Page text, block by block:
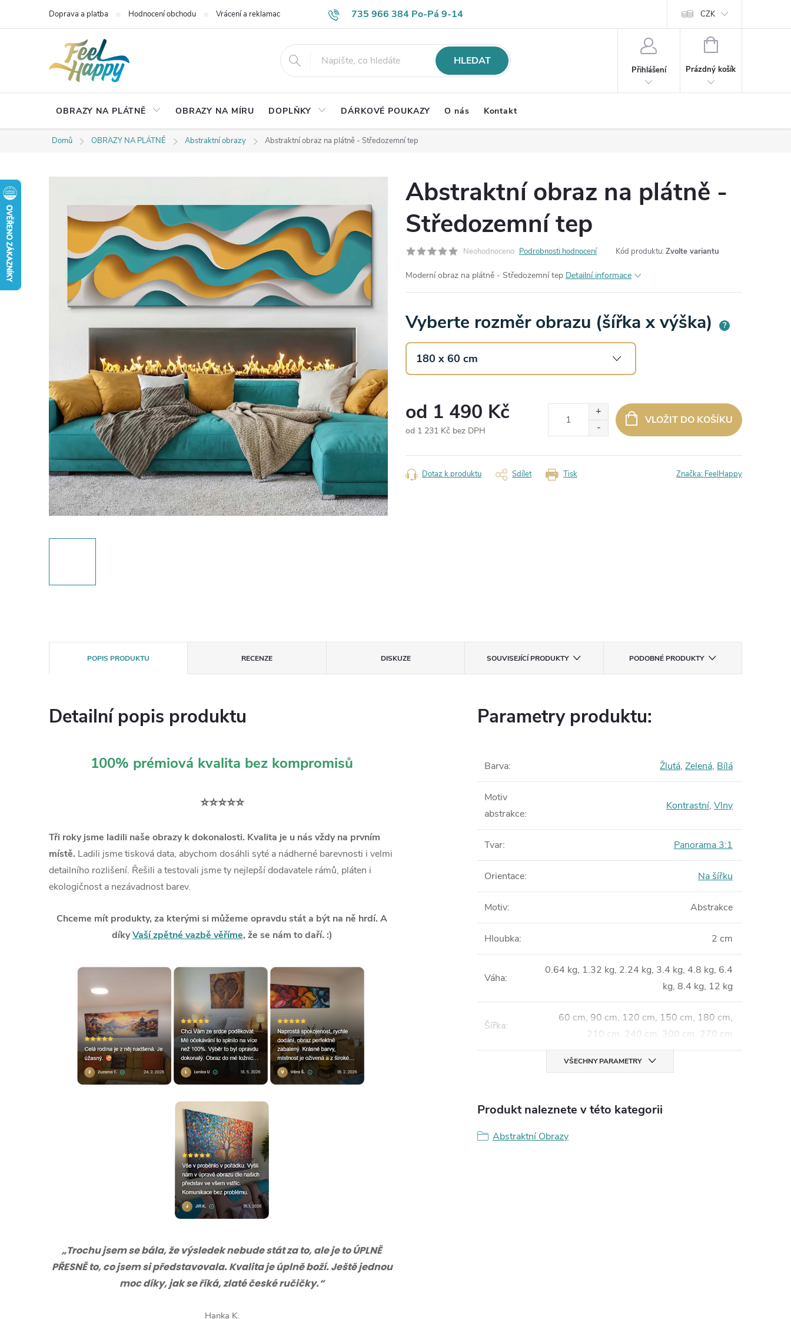
735 966 384 Po-Pá 9-14
Doprava a platba Hodnocení obchodu Vrácení a reklamace Časté otázky Obch. podmínky Ochrana os. údajů Kontakt
CZK
HLEDAT
Přihlášení
NÁKUPNÍ
Prázdný košík
OBRAZY NA PLÁTNĚ OBRAZY NA MÍRU DOPLŇKY DÁRKOVÉ POUKAZY O nás Kontakt
Domů OBRAZY NA PLÁTNĚ Abstraktní obrazy Abstraktní obraz na plátně - Středozemní tep
Abstraktní obraz na plátně -
Středozemní tep
Neohodnoceno Podrobnosti hodnocení Kód produktu: Zvolte variantu
Moderní obraz na plátně - Středozemní tep Detailní informace
Vyberte rozměr obrazu (šířka x výška) ?
od 1 490 Kč
od 1 231 Kč bez DPH
cena:
VLOŽIT DO KOŠÍKU
Tisk
Dotaz k produktu Sdílet Značka: FeelHappy
POPIS PRODUKTU RECENZE DISKUZE SOUVISEJÍCÍ PRODUKTY PODOBNÉ PRODUKTY
Detailní popis produktu
100% prémiová kvalita bez kompromisů
⭐⭐⭐⭐⭐
Tři roky jsme ladili naše obrazy k dokonalosti. Kvalita je u nás vždy na prvním
místě. Ladili jsme tisková data, abychom dosáhli syté a nádherné barevnosti i velmi
detailního rozlišení. Řešili a testovali jsme ty nejlepší dodavatele rámů, pláten i
ekologičnost a nezávadnost barev.
Chceme mít produkty, za kterými si můžeme opravdu stát a být na ně hrdí. A
díkyVaší zpětné vazbě věříme, že se nám to daří. :)
„Trochu jsem se bála, že výsledek nebude stát za to, ale je to ÚPLNĚ
PŘESNĚ to, co jsem si představovala. Kvalita je úplně boží. Ještě jednou
moc díky, jak se říká, zlaté české ručičky.“
Hanka K.
Parametry produktu:
Barva: Žlutá, Zelená, Bílá
Motiv
abstrakce:
Kontrastní, Vlny
Tvar: Panorama 3:1
Orientace: Na šířku
Motiv: Abstrakce
Hloubka: 2 cm
Váha:
0.64 kg, 1.32 kg, 2.24 kg, 3.4 kg, 4.8 kg, 6.4
kg, 8.4 kg, 12 kg
Šířka:
60 cm, 90 cm, 120 cm, 150 cm, 180 cm,
210 cm, 240 cm, 300 cm, 270 cm
VŠECHNY PARAMETRY
Produkt naleznete v této kategorii
Abstraktní Obrazy